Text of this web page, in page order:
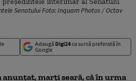
Senatului Foto: Inquam Photos / Octav
Adaugă Digi24ca sursă preferată în
Google
anunţat, marţi seară, că în urma